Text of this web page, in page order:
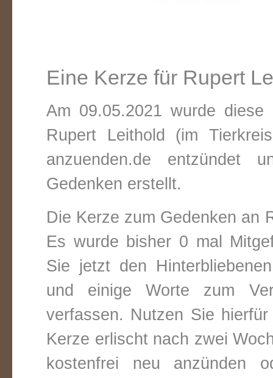
Eine Kerze für Rupert
Am 09.05.2021 wurde
Rupert Leithold (im
anzuenden.de entzündet
Gedenken erstellt.
Die Kerze zum Gedenken an
Es wurde bisher 0 mal
Sie jetzt den
und einige Worte zum
verfassen. Nutzen Sie
Kerze erlischt nach zwei
kostenfrei neu anzünden